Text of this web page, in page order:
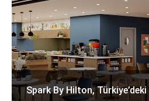
Spark By Hilton, Türkiye’deki